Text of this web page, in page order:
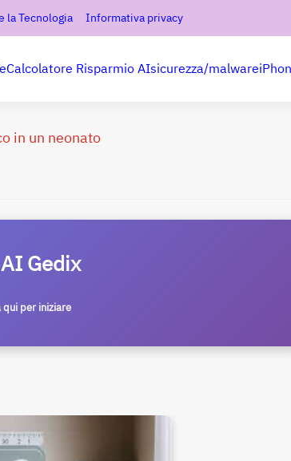
la Tecnologia Informativa privacy
Calcolatore Risparmio AIsicurezza/malware
in un neonato
Gedix
per iniziare